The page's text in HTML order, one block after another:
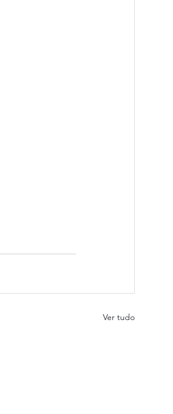
Ver tudo